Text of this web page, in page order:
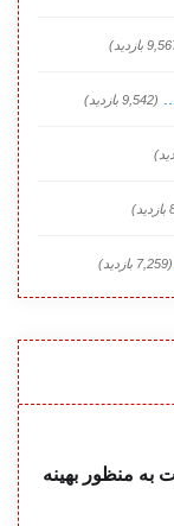
(9,542 بازدید)
(7,259 بازدید)
منظور بهینه